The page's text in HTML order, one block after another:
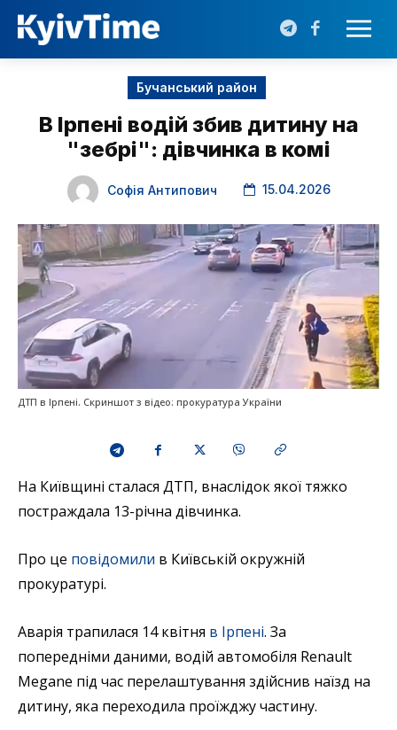
Бучанський район
В Ірпені водій збив дитину на
"зебрі": дівчинка в комі
Софія Антипович 15.04.2026
ДТП в Ірпені. Скриншот з відео: прокуратура України
На Київщині сталася ДТП, внаслідок якої тяжко
постраждала 13-річна дівчинка.
Про це повідомили в Київській окружній
прокуратурі.
Аварія трапилася 14 квітня в Ірпені. За
попередніми даними, водій автомобіля Renault
Megane під час перелаштування здійснив наїзд на
дитину, яка переходила проїжджу частину.